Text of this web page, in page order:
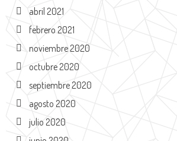
abril 2021
febrero 2021
noviembre 2020
octubre 2020
septiembre 2020
agosto 2020
julio 2020